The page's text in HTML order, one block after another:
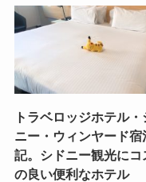
トラベロッジホテル・
ニー・ウィンヤード宿
記。シドニー観光にコ
の良い便利なホテル